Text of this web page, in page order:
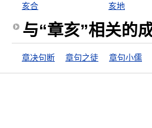
亥合
亥地
与“章亥”相关的
章决句断 章句之徒 章句小儒